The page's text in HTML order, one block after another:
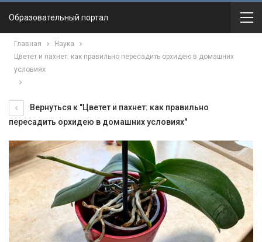
Образовательный портал
Главная
Наука
Цветет и пахнет: как правильно пересадить орхидею в домашних
условиях
Вернуться к "Цветет и пахнет: как правильно
пересадить орхидею в домашних условиях"